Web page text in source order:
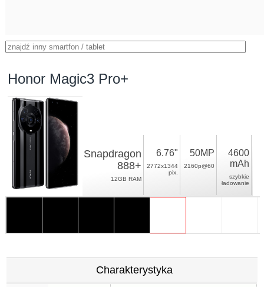
Honor Magic3 Pro+
Snapdragon
888+
12GB RAM
6.76"
2772x1344
pix.
50MP
2160p@60
4600
mAh
szybkie
ładowanie
Charakterystyka